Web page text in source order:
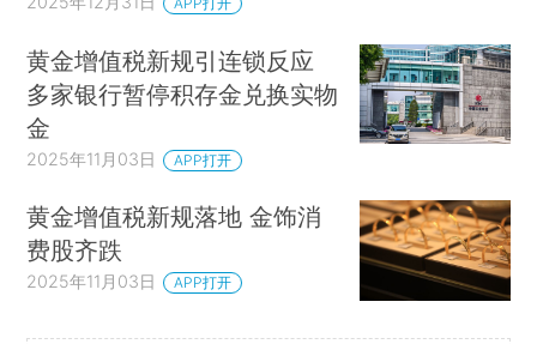
黄金增值税新规引连锁反应
多家银行暂停积存金兑换实物
金
2025年11月03日 APP打开
黄金增值税新规落地 金饰消
费股齐跌
2025年11月03日 APP打开